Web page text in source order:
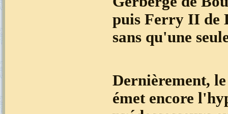
puis Ferry II de
sans qu'une
Dernièrement,
émet encore